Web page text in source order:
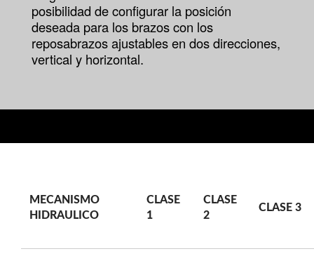
posibilidad de configurar la posición
deseada para los brazos con los
reposabrazos ajustables en dos direcciones,
vertical y horizontal.
MECANISMO
HIDRAULICO
CLASE
1
CLASE
2
CLASE 3